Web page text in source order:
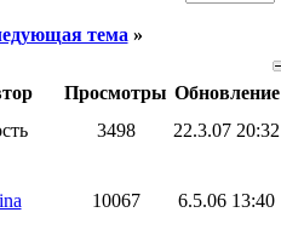
тема »
Просмотры Обновление
3498
22.3.07 20:32
10067 6.5.06 13:40